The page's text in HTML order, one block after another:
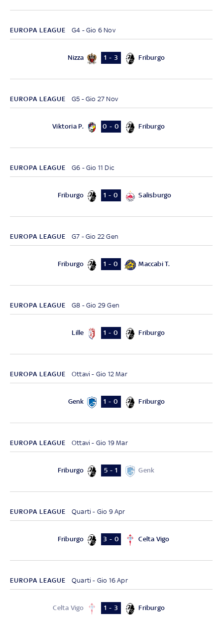
EUROPA LEAGUE G4 - Gio 6 Nov
Nizza 1 - 3 Friburgo
EUROPA LEAGUE G5 - Gio 27 Nov
Viktoria P. 0 - 0 Friburgo
EUROPA LEAGUE G6 - Gio 11 Dic
Friburgo 1 - 0 Salisburgo
EUROPA LEAGUE G7 - Gio 22 Gen
Friburgo 1 - 0 Maccabi T.
EUROPA LEAGUE G8 - Gio 29 Gen
Lille 1 - 0 Friburgo
EUROPA LEAGUE Ottavi - Gio 12 Mar
Genk 1 - 0 Friburgo
EUROPA LEAGUE Ottavi - Gio 19 Mar
Friburgo 5 - 1 Genk
EUROPA LEAGUE Quarti - Gio 9 Apr
Friburgo 3 - 0 Celta Vigo
EUROPA LEAGUE Quarti - Gio 16 Apr
Celta Vigo 1 - 3 Friburgo